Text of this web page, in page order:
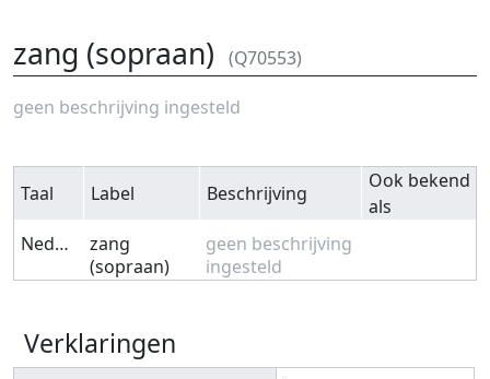
zang (sopraan) (Q70553)
Ga naar:navigatie,zoeken
geen beschrijving ingesteld
Taal Label Beschrijving
Ook bekend
als
Nederlands
zang
(sopraan)
geen beschrijving
ingesteld
Verklaringen